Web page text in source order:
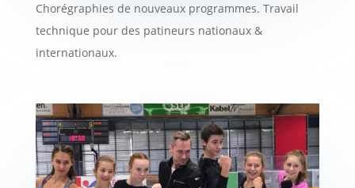
Chorégraphies de nouveaux programmes. Travail
technique pour des patineurs nationaux &
internationaux.